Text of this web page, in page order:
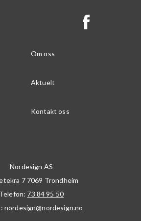
Om oss
Aktuelt
Kontakt oss
Nordesign AS
7 7069 Trondheim
Telefon: 73 84 95 50
nordesign@nordesign.no